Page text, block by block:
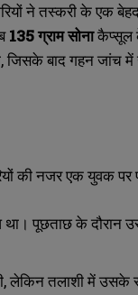
ने तस्करी के एक बेहद
135 ग्राम सोनाकैप्सूल
जिसके बाद गहन
की नजर एक युवक पर
पूछताछ के दौरान
लेकिन तलाशी में उसके